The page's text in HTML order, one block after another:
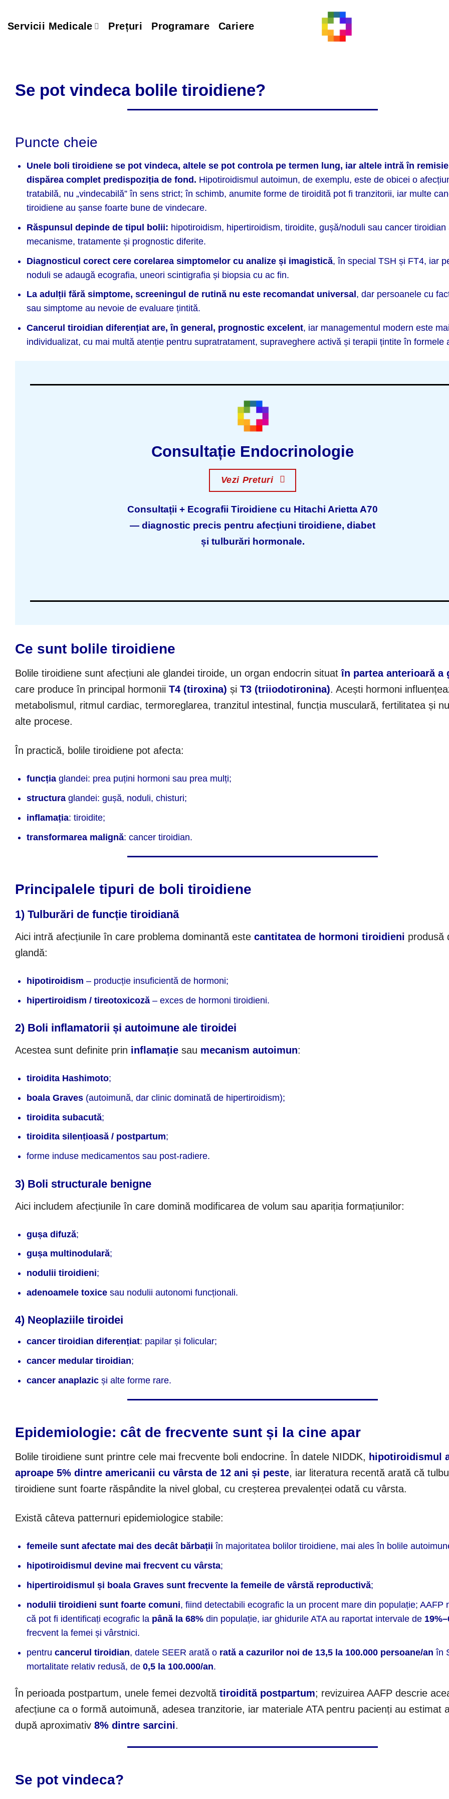
content
Servicii Medicale Prețuri Programare Cariere
Se pot vindeca bolile tiroidiene?
Puncte cheie
Unele boli tiroidiene se pot vindeca, altele se pot controla pe termen lung, iar altele intră în
dispărea complet predispoziția de fond. Hipotiroidismul autoimun, de exemplu, este de obicei o
tratabilă, nu „vindecabilă” în sens strict; în schimb, anumite forme de tiroidită pot fi tranzitorii, iar multe
tiroidiene au șanse foarte bune de vindecare.
Răspunsul depinde de tipul bolii: hipotiroidism, hipertiroidism, tiroidite, gușă/noduli sau cancer tiroidian
mecanisme, tratamente și prognostic diferite.
Diagnosticul corect cere corelarea simptomelor cu analize și imagistică, în special TSH și FT4, iar
noduli se adaugă ecografia, uneori scintigrafia și biopsia cu ac fin.
La adulții fără simptome, screeningul de rutină nu este recomandat universal , dar persoanele cu
sau simptome au nevoie de evaluare țintită.
Cancerul tiroidian diferențiat are, în general, prognostic excelent, iar managementul modern este
individualizat, cu mai multă atenție pentru supratratament, supraveghere activă și terapii țintite în formele
Consultație Endocrinologie
Vezi Preturi
Consultații + Ecografii Tiroidiene cu Hitachi Arietta A70
— diagnostic precis pentru afecțiuni tiroidiene, diabet
și tulburări hormonale.
Ce sunt bolile tiroidiene
Bolile tiroidiene sunt afecțiuni ale glandei tiroide, un organ endocrin situatîn partea anterioară a
care produce în principal hormonii T4 (tiroxina) și T3 (triiodotironina). Acești hormoni
metabolismul, ritmul cardiac, termoreglarea, tranzitul intestinal, funcția musculară, fertilitatea și
alte procese.
În practică, bolile tiroidiene pot afecta:
funcția glandei: prea puțini hormoni sau prea mulți;
structura glandei: gușă, noduli, chisturi;
inflamația: tiroidite;
transformarea malignă: cancer tiroidian.
Principalele tipuri de boli tiroidiene
1) Tulburări de funcție tiroidiană
Aici intră afecțiunile în care problema dominantă este cantitatea de hormoni tiroidieni produsă
glandă:
hipotiroidism – producție insuficientă de hormoni;
hipertiroidism / tireotoxicoză – exces de hormoni tiroidieni.
2) Boli inflamatorii și autoimune ale tiroidei
Acestea sunt definite prin inflamație sau mecanism autoimun:
tiroidita Hashimoto;
boala Graves (autoimună, dar clinic dominată de hipertiroidism);
tiroidita subacută;
tiroidita silențioasă / postpartum;
forme induse medicamentos sau post-radiere.
3) Boli structurale benigne
Aici includem afecțiunile în care domină modificarea de volum sau apariția formațiunilor:
gușa difuză;
gușa multinodulară;
nodulii tiroidieni;
adenoamele toxice sau nodulii autonomi funcționali.
4) Neoplaziile tiroidei
cancer tiroidian diferențiat: papilar și folicular;
cancer medular tiroidian;
cancer anaplazic și alte forme rare.
Epidemiologie: cât de frecvente sunt și la cine apar
Bolile tiroidiene sunt printre cele mai frecvente boli endocrine. În datele NIDDK, hipotiroidismul
aproape 5% dintre americanii cu vârsta de 12 ani și peste, iar literatura recentă arată că
tiroidiene sunt foarte răspândite la nivel global, cu creșterea prevalenței odată cu vârsta.
Există câteva patternuri epidemiologice stabile:
femeile sunt afectate mai des decât bărbații în majoritatea bolilor tiroidiene, mai ales în bolile
hipotiroidismul devine mai frecvent cu vârsta;
hipertiroidismul și boala Graves sunt frecvente la femeile de vârstă reproductivă;
nodulii tiroidieni sunt foarte comuni, fiind detectabili ecografic la un procent mare din populație; AAFP
că pot fi identificați ecografic la până la 68% din populație, iar ghidurile ATA au raportat intervale de
frecvent la femei și vârstnici.
pentrucancerul tiroidian, datele SEER arată o rată a cazurilor noi de 13,5 la 100.000 persoane/an în
mortalitate relativ redusă, de0,5 la 100.000/an.
În perioada postpartum, unele femei dezvoltă tiroidită postpartum; revizuirea AAFP descrie
afecțiune ca o formă autoimună, adesea tranzitorie, iar materiale ATA pentru pacienți au estimat
după aproximativ 8% dintre sarcini.
Se pot vindeca?